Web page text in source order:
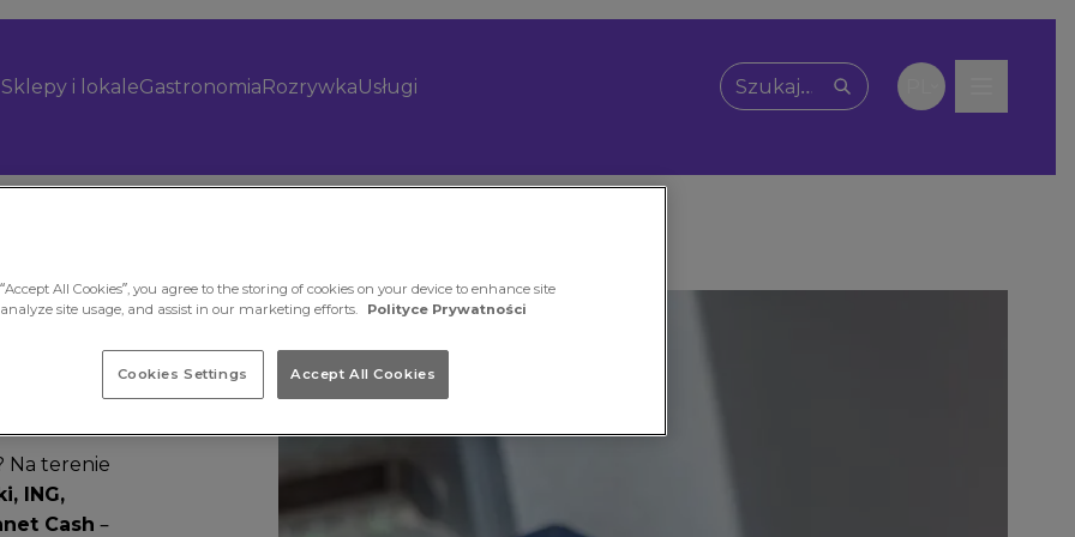
Sklepy i lokaleGastronomiaRozrywkaUsługi
Wpisz, czego szukasz
Na terenie
ING,
Cash –
All Cookies”, you agree to the storing of cookies on your device to enhance site
site usage, and assist in our marketing efforts.
Polityce Prywatności
Cookies Settings Accept All Cookies